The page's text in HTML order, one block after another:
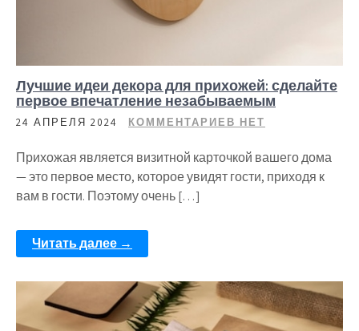
Лучшие идеи декора для прихожей: сделайте
первое впечатление незабываемым
24 АПРЕЛЯ 2024 КОММЕНТАРИЕВ НЕТ
Прихожая является визитной карточкой вашего дома
— это первое место, которое увидят гости, приходя к
вам в гости. Поэтому очень […]
Читать далее →